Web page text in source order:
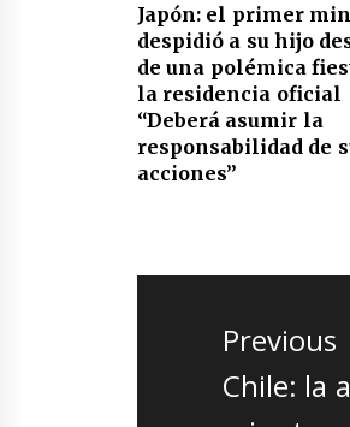
Japón: el primer
despidió a su hijo
de una polémica
la residencia oficial |
“Deberá asumir la
responsabilidad de
acciones”
entradas
Previous
Previous
Chile: la